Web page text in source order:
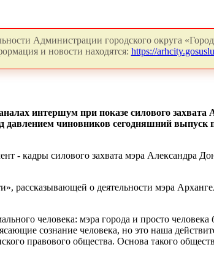
Администрации городского округа
и новости находятся: https://
интершум при показе силового
чиновников сегодняшний
кадры силового захвата мэра Александра
рассказывающей о деятельности мэра
человека: мэра города и просто
сознание человека, но это наша
правового общества. Основа такого